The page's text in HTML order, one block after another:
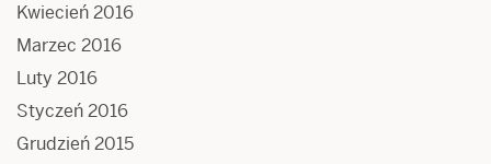
Kwiecień 2016
Marzec 2016
Luty 2016
Styczeń 2016
Grudzień 2015